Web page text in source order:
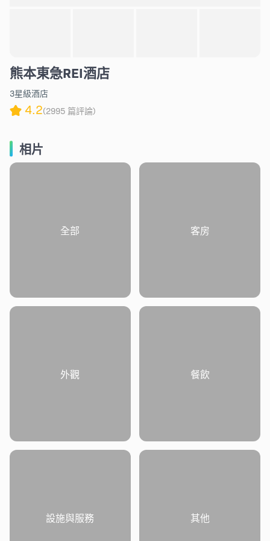
熊本東急REI酒店
3星級酒店
4.2(2995 篇評論)
相片
全部 客房
外觀 餐飲
設施與服務 其他